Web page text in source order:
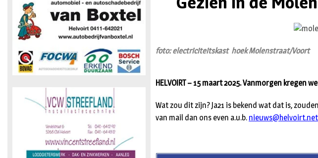
foto: electriciteitskast hoek Molenstraat/Voort
HELVOIRT – 15 maart 2025. Vanmorgen
Wat zou dit zijn? Ja21 is bekend wat dat is,
van mail dan ons even a.u.b. nieuws@helvoirt.net